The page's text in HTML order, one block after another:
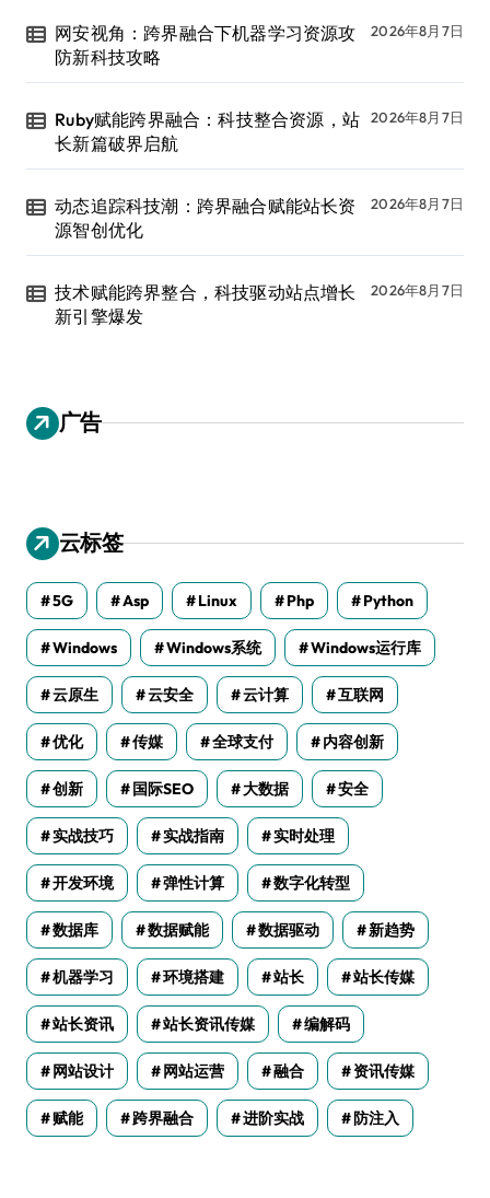
网安视角：跨界融合下机器学习资源攻
防新科技攻略
2026年8月7日
Ruby赋能跨界融合：科技整合资源，站
长新篇破界启航
2026年8月7日
动态追踪科技潮：跨界融合赋能站长资
源智创优化
2026年8月7日
技术赋能跨界整合，科技驱动站点增长
新引擎爆发
2026年8月7日
广告
云标签
5G Asp Linux Php Python
Windows Windows系统 Windows运行库
云原生 云安全 云计算 互联网
优化 传媒 全球支付 内容创新
创新 国际SEO 大数据 安全
实战技巧 实战指南 实时处理
开发环境 弹性计算 数字化转型
数据库 数据赋能 数据驱动 新趋势
机器学习 环境搭建 站长 站长传媒
站长资讯 站长资讯传媒 编解码
网站设计 网站运营 融合 资讯传媒
赋能 跨界融合 进阶实战 防注入